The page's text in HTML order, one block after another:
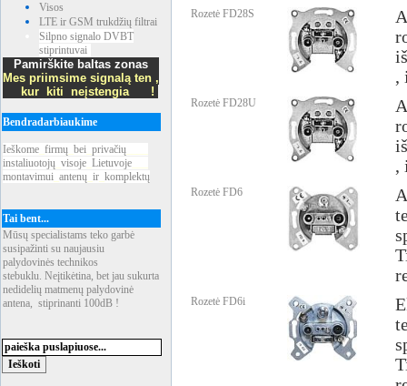
Visos
LTE ir GSM trukdžių filtrai
Silpno signalo DVBT
stiprintuvai
Pamirškite baltas zonas
Mes priimsime signalą ten ,
kur kiti neįstengia !
Bendradarbiaukime
Ieškome firmų bei privačių
instaliuotojų visoje Lietuvoje
montavimui antenų ir komplektų
Tai bent...
Mūsų specialistams teko garbė
susipažinti su naujausiu
palydovinės technikos
stebuklu. Neįtikėtina, bet jau sukurta
nedidelių matmenų palydovinė
antena, stiprinanti 100dB !
Rozetė FD28S
,
Rozetė FD28U
,
Rozetė FD6
Rozetė FD6i